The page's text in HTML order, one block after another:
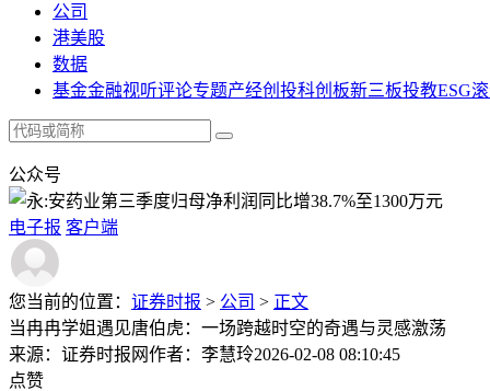
公司
港美股
数据
基金金融视听评论专题产经创投科创板新三板投教ESG
公众号
电子报 客户端
您当前的位置： 证券时报 > 公司 > 正文
当冉冉学姐遇见唐伯虎：一场跨越时空的奇遇与灵感激荡
来源：证券时报网作者：李慧玲2026-02-08 08:10:45
点赞